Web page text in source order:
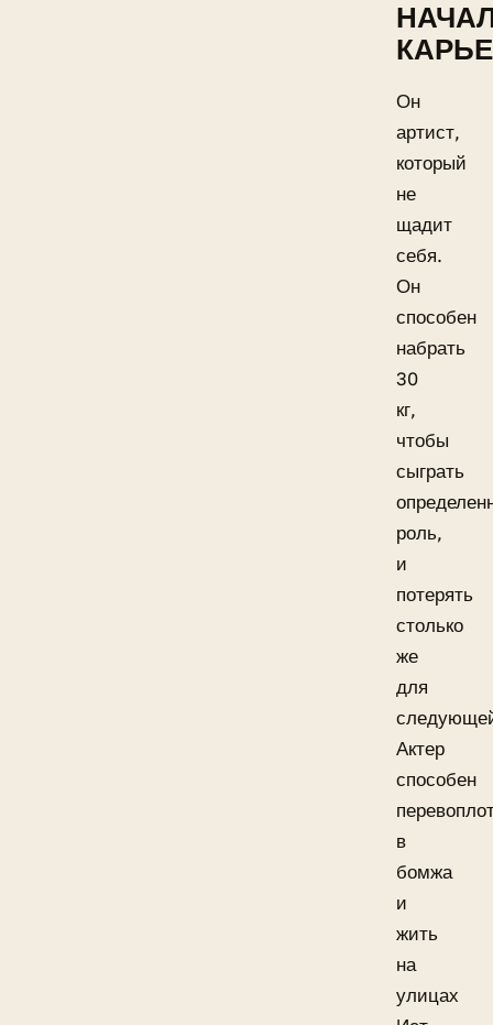
Он
артист,
который
не
щадит
себя.
Он
способен
набрать
30
кг,
чтобы
сыграть
роль,
и
потерять
столько
же
для
Актер
способен
в
бомжа
и
жить
на
улицах